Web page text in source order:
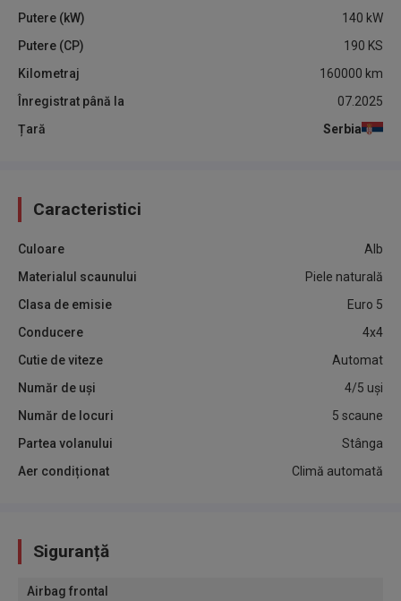
Putere (kW)
140 kW
Putere (CP)
190 KS
Kilometraj
160000 km
Înregistrat până la
07.2025
Țară
Serbia
Caracteristici
Culoare
Alb
Materialul scaunului
Piele naturală
Clasa de emisie
Euro 5
Conducere
4x4
Cutie de viteze
Automat
Număr de uși
4/5 uși
Număr de locuri
5 scaune
Partea volanului
Stânga
Aer condiționat
Climă automată
Siguranță
Airbag frontal